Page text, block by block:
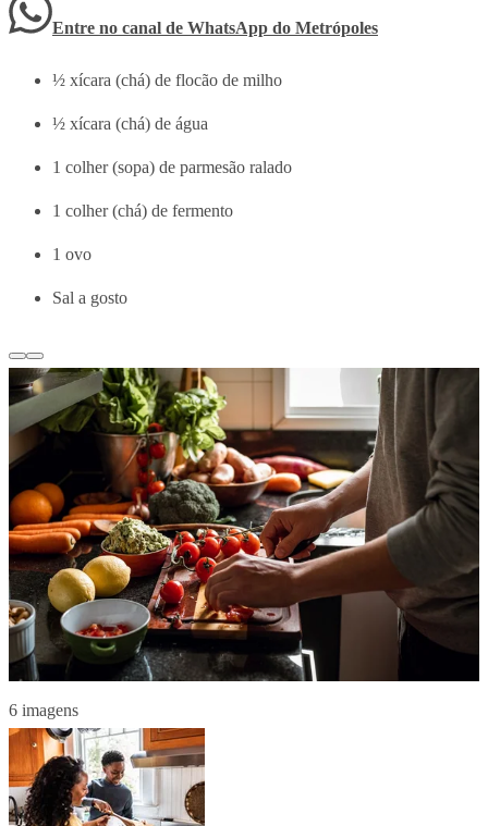
Entre no canal de WhatsApp do Metrópoles
½ xícara (chá) de flocão de milho
½ xícara (chá) de água
1 colher (sopa) de parmesão ralado
1 colher (chá) de fermento
1 ovo
Sal a gosto
6 imagens